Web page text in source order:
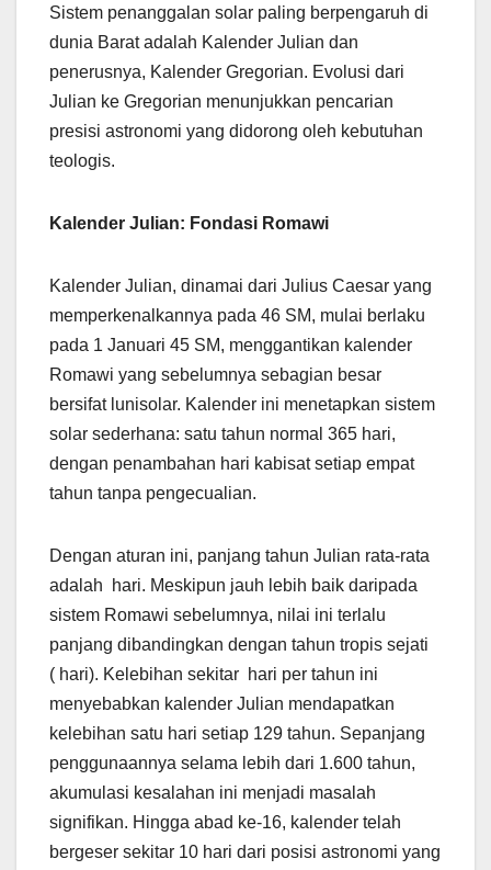
Sistem penanggalan solar paling berpengaruh di
dunia Barat adalah Kalender Julian dan
penerusnya, Kalender Gregorian. Evolusi dari
Julian ke Gregorian menunjukkan pencarian
presisi astronomi yang didorong oleh kebutuhan
teologis.
Kalender Julian: Fondasi Romawi
Kalender Julian, dinamai dari Julius Caesar yang
memperkenalkannya pada 46 SM, mulai berlaku
pada 1 Januari 45 SM, menggantikan kalender
Romawi yang sebelumnya sebagian besar
bersifat lunisolar. Kalender ini menetapkan sistem
solar sederhana: satu tahun normal 365 hari,
dengan penambahan hari kabisat setiap empat
tahun tanpa pengecualian.
Dengan aturan ini, panjang tahun Julian rata-rata
adalah hari. Meskipun jauh lebih baik daripada
sistem Romawi sebelumnya, nilai ini terlalu
panjang dibandingkan dengan tahun tropis sejati
( hari). Kelebihan sekitar hari per tahun ini
menyebabkan kalender Julian mendapatkan
kelebihan satu hari setiap 129 tahun. Sepanjang
penggunaannya selama lebih dari 1.600 tahun,
akumulasi kesalahan ini menjadi masalah
signifikan. Hingga abad ke-16, kalender telah
bergeser sekitar 10 hari dari posisi astronomi yang